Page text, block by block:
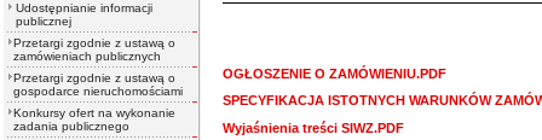
Udostępnianie informacji
publicznej
Przetargi zgodnie z ustawą o
zamówieniach publicznych
Przetargi zgodnie z ustawą o
gospodarce nieruchomościami
Konkursy ofert na wykonanie
zadania publicznego
OGŁOSZENIE O ZAMÓWIENIU.PDF
SPECYFIKACJA ISTOTNYCH WARUNKÓW
Wyjaśnienia treści SIWZ.PDF